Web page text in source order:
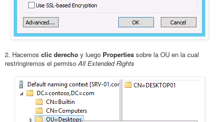
2. Hacemos clic derecho y luego Properties sobre la OU en la cual
restringiremos el permisoAll Extended Rights